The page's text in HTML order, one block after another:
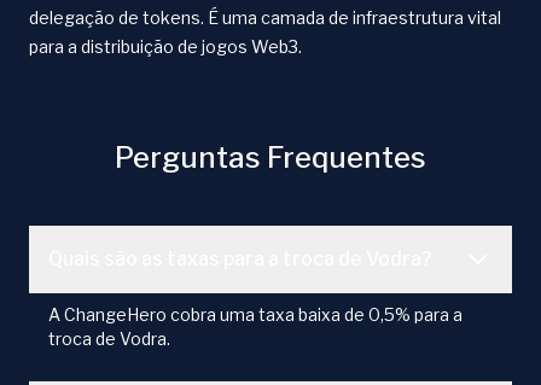
delegação de tokens. É uma camada de infraestrutura vital
para a distribuição de jogos Web3.
Perguntas Frequentes
A ChangeHero cobra uma taxa baixa de 0,5% para a
troca de Vodra.